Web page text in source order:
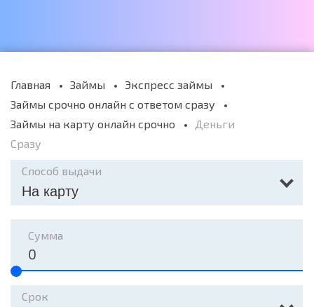
Главная Займы
Экспресс займы
Займы срочно онлайн с ответом сразу
Займы на карту онлайн срочно
Деньги
Сразу
Способ выдачи
На карту
Сумма
Срок